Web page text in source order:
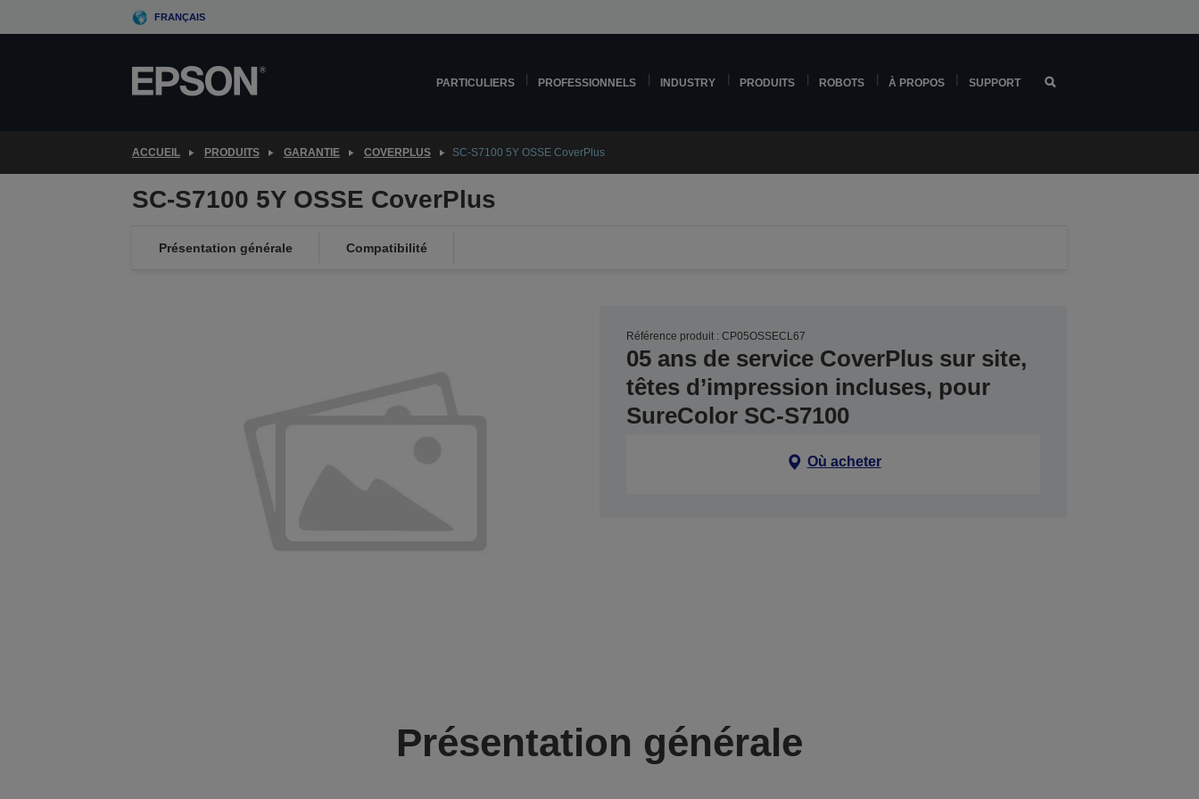
to
FRANÇAIS
PARTICULIERS PROFESSIONNELS INDUSTRY PRODUITS ROBOTS À PROPOS SUPPORT
ACCUEIL PRODUITS GARANTIE COVERPLUS SC-S7100 5Y OSSE CoverPlus
SC-S7100 5Y OSSE CoverPlus
Présentation générale Compatibilité
Référence produit : CP05OSSECL67
05 ans de service CoverPlus sur site,
têtes d’impression incluses, pour
SureColor SC-S7100
Où acheter
Présentation générale